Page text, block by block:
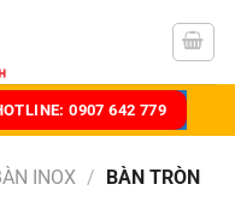
0907 642 779
INOX / BÀN TRÒN